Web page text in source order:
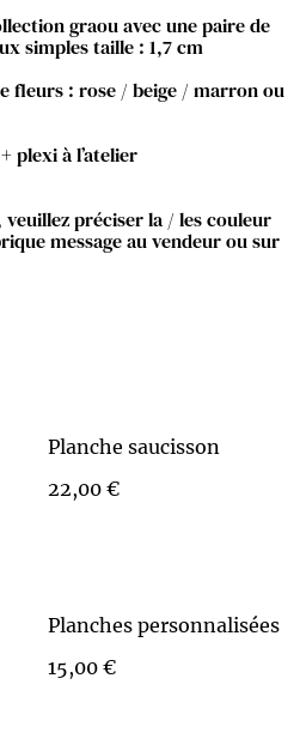
graou avec une paire de
simples taille : 1,7 cm
fleurs : rose / beige / marron ou
plexi à l’atelier
préciser la / les couleur
message au vendeur ou sur
Planche saucisson
22,00 €
Planches personnalisées
15,00 €